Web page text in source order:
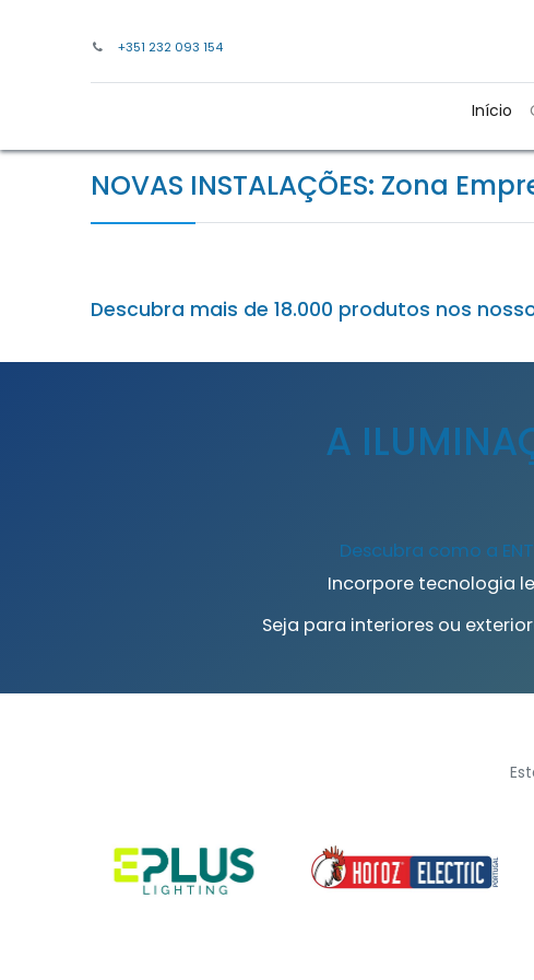
+351 232 093 154
Início
NOVAS INSTALAÇÕES: Zona
Descubra mais de 18.000 produtos nos
A
Descubra como a
Incorpore tecnologia
Seja para interiores ou
Ajuda
Livro de Reclamações